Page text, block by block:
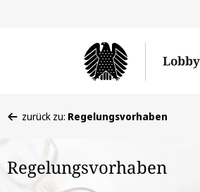
befinden
hier:
zurück zu: Regelungsvorhaben
Regelungsvorhaben